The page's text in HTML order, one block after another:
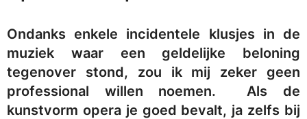
Ondanks enkele incidentele klusjes in de
muziek waar een geldelijke beloning
tegenover stond, zou ik mij zeker geen
professional willen noemen. Als de
kunstvorm opera je goed bevalt, ja zelfs bij